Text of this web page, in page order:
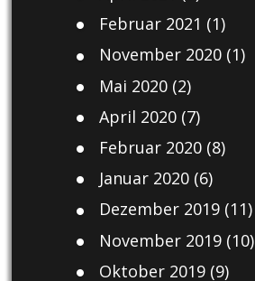
Februar 2021 (1)
November 2020(1)
Mai 2020(2)
April 2020(7)
Februar 2020(8)
Januar 2020(6)
Dezember 2019(11)
November 2019(10)
Oktober 2019(9)